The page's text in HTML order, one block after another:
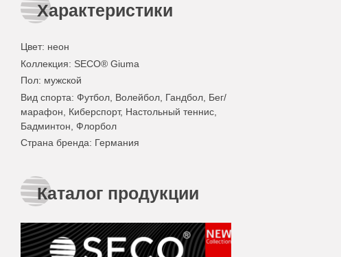
Характеристики
Цвет: неон
Коллекция: SECO® Giuma
Пол: мужской
Вид спорта: Футбол, Волейбол, Гандбол, Бег/
марафон, Киберспорт, Настольный теннис,
Бадминтон, Флорбол
Страна бренда: Германия
Каталог продукции